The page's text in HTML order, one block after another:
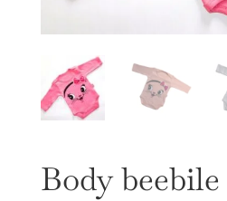
Body beebile